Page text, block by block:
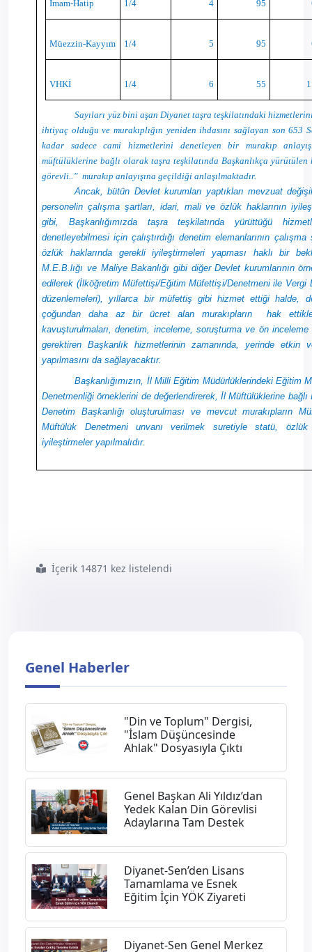
İmam-Hatip 1/4 4 95
Müezzin-Kayyım 1/4 5 95
VHKİ 1/4 6 55
Sayıları yüz bini aşan Diyanet taşra teşkilatındaki
ihtiyaç olduğu ve murakıplığın yeniden ihdasını sağlayan son 653
kadar sadece cami hizmetlerini denetleyen bir murakıp
müftülüklerine bağlı olarak taşra teşkilatında Başkanlıkça yürütülen
görevli..” murakıp anlayışına geçildiği anlaşılmaktadır.
Ancak, bütün Devlet kurumları yaptıkları mevzuat
personelin çalışma şartları, idari, mali ve özlük haklarının
gibi, Başkanlığımızda taşra teşkilatında yürüttüğü
denetleyebilmesi için çalıştırdığı denetim elemanlarının
özlük haklarında gerekli iyileştirmeleri yapması haklı bir
M.E.B.lığı ve Maliye Bakanlığı gibi diğer Devlet kurumlarının
edilerek (İlköğretim Müfettişi/Eğitim Müfettişi/Denetmeni ile Vergi
düzenlemeleri), yıllarca bir müfettiş gibi hizmet ettiği halde,
çoğundan daha az bir ücret alan murakıpların
hak
kavuşturulmaları, denetim, inceleme, soruşturma ve ön
gerektiren Başkanlık hizmetlerinin zamanında, yerinde etkin
yapılmasını da sağlayacaktır.
Başkanlığımızın, İl Milli Eğitim Müdürlüklerindeki Eğitim
Denetmenliği örneklerini de değerlendirerek, İl Müftülüklerine
Denetim Başkanlığı oluşturulması ve mevcut murakıpların
Müftülük Denetmeni unvanı verilmek suretiyle statü,
iyileştirmeler yapılmalıdır.
#istanbul
#nolu
#şube
#ve
#murakıplardan
#sendikamıza
#ziyaretİçerik 14871 kez listelendi
Genel Haberler
"Din ve Toplum" Dergisi,
"İslam Düşüncesinde
Ahlak" Dosyasıyla Çıktı
Genel Başkan Ali Yıldız’dan
Yedek Kalan Din Görevlisi
Adaylarına Tam Destek
Diyanet-Sen’den Lisans
Tamamlama ve Esnek
Eğitim İçin YÖK Ziyareti
Diyanet-Sen Genel Merkez